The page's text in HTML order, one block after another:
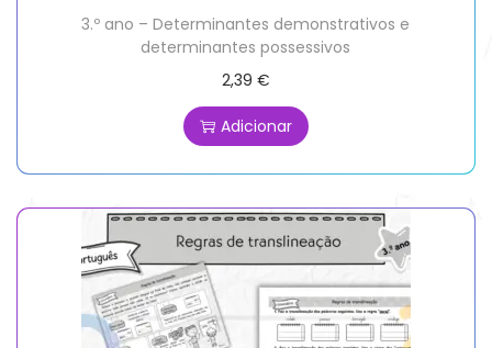
3.º ano – Determinantes demonstrativos e
determinantes possessivos
2,39 €
Adicionar